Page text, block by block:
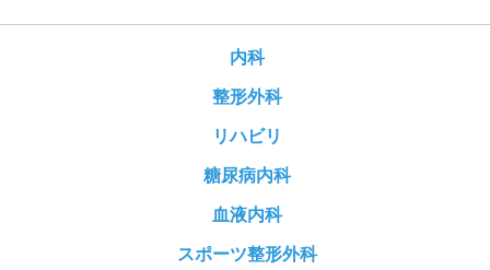
内科
整形外科
リハビリ
糖尿病内科
血液内科
スポーツ整形外科